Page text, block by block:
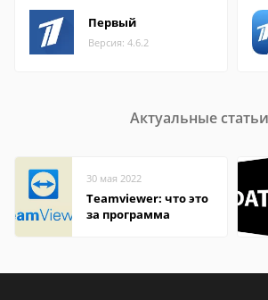
Первый
Версия: 4.6.2
Актуальные статьи
30 мая 2022
Teamviewer: что это
за программа